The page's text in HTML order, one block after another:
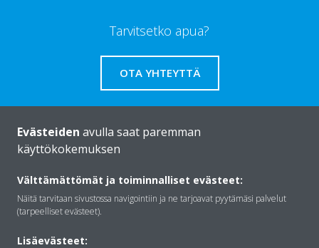
Tarvitsetko apua?
OTA YHTEYTTÄ
Daikinista
Ratkaisut
Evästeiden avulla saat paremman
käyttökokemuksen
Välttämättömät ja toiminnalliset evästeet:
Näitä tarvitaan sivustossa navigointiin ja ne tarjoavat pyytämäsi palvelut
(tarpeelliset evästeet).
Lisäevästeet: